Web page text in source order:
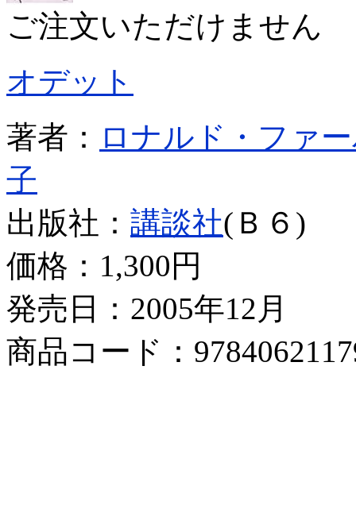
ご注文いただけません
オデット
著者： ロナルド・ファ
子
出版社： 講談社(Ｂ６)
価格： 1,300円
発売日：2005年12月
商品コード：